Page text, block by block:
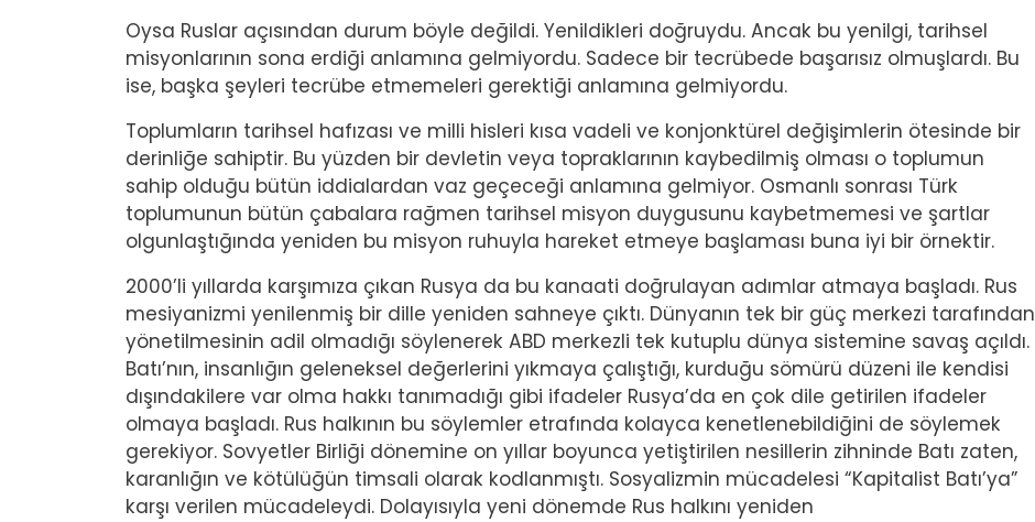
Oysa Ruslar açısından durum böyle değildi. Yenildikleri doğruydu. Ancak bu yenilgi, tarihsel
misyonlarının sona erdiği anlamına gelmiyordu. Sadece bir tecrübede başarısız olmuşlardı. Bu
ise, başka şeyleri tecrübe etmemeleri gerektiği anlamına gelmiyordu.
Toplumların tarihsel hafızası ve milli hisleri kısa vadeli ve konjonktürel değişimlerin ötesinde bir
derinliğe sahiptir. Bu yüzden bir devletin veya topraklarının kaybedilmiş olması o toplumun
sahip olduğu bütün iddialardan vaz geçeceği anlamına gelmiyor. Osmanlı sonrası Türk
toplumunun bütün çabalara rağmen tarihsel misyon duygusunu kaybetmemesi ve şartlar
olgunlaştığında yeniden bu misyon ruhuyla hareket etmeye başlaması buna iyi bir örnektir.
2000’li yıllarda karşımıza çıkan Rusya da bu kanaati doğrulayan adımlar atmaya başladı. Rus
mesiyanizmi yenilenmiş bir dille yeniden sahneye çıktı. Dünyanın tek bir güç merkezi tarafından
yönetilmesinin adil olmadığı söylenerek ABD merkezli tek kutuplu dünya sistemine savaş açıldı.
Batı’nın, insanlığın geleneksel değerlerini yıkmaya çalıştığı, kurduğu sömürü düzeni ile kendisi
dışındakilere var olma hakkı tanımadığı gibi ifadeler Rusya’da en çok dile getirilen ifadeler
olmaya başladı. Rus halkının bu söylemler etrafında kolayca kenetlenebildiğini de söylemek
gerekiyor. Sovyetler Birliği dönemine on yıllar boyunca yetiştirilen nesillerin zihninde Batı zaten,
karanlığın ve kötülüğün timsali olarak kodlanmıştı. Sosyalizmin mücadelesi “Kapitalist Batı’ya”
karşı verilen mücadeleydi. Dolayısıyla yeni dönemde Rus halkını yeniden